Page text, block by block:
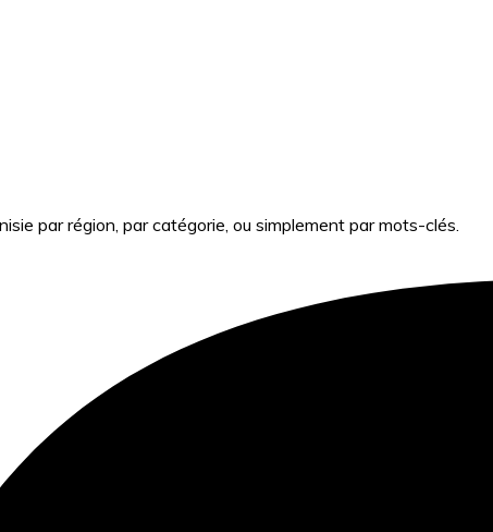
par région, par catégorie, ou simplement par mots-clés.